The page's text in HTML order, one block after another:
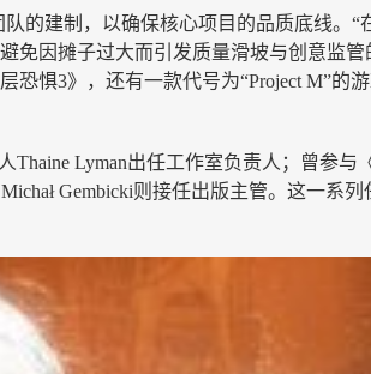
的建制，以确保核心项目的品质底线。
免因摊子过大而引发质量滑坡与创意监
恐惧3》，还有一款代号为“Project M”
Lyman出任工作室负责人；曾参与
Gembicki则接任出版主管。这一系列